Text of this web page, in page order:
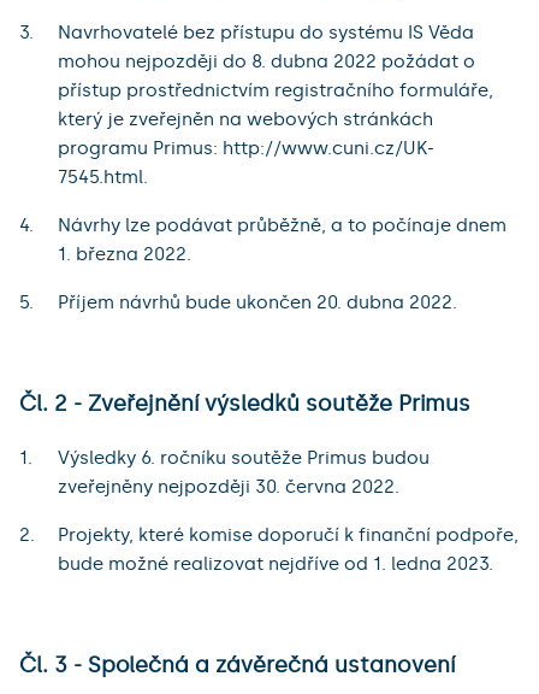
Navrhovatelé bez přístupu do systému IS Věda
mohou nejpozději do 8. dubna 2022 požádat o
přístup prostřednictvím registračního formuláře,
který je zveřejněn na webových stránkách
programu Primus: http://www.cuni.cz/UK-
7545.html.
Návrhy lze podávat průběžně, a to počínaje dnem
1. března 2022.
Příjem návrhů bude ukončen 20. dubna 2022.
Čl. 2 - Zveřejnění výsledků soutěže Primus
Výsledky 6. ročníku soutěže Primus budou
zveřejněny nejpozději 30. června 2022.
Projekty, které komise doporučí k finanční podpoře,
bude možné realizovat nejdříve od 1. ledna 2023.
Čl. 3 - Společná a závěrečná ustanovení